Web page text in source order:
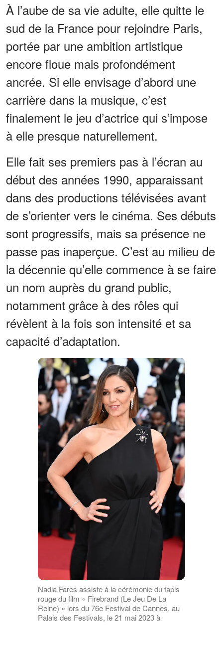
À l’aube de sa vie adulte, elle quitte le
sud de la France pour rejoindre Paris,
portée par une ambition artistique
encore floue mais profondément
ancrée. Si elle envisage d’abord une
carrière dans la musique, c’est
finalement le jeu d’actrice qui s’impose
à elle presque naturellement.
Elle fait ses premiers pas à l’écran au
début des années 1990, apparaissant
dans des productions télévisées avant
de s’orienter vers le cinéma. Ses débuts
sont progressifs, mais sa présence ne
passe pas inaperçue. C’est au milieu de
la décennie qu’elle commence à se faire
un nom auprès du grand public,
notamment grâce à des rôles qui
révèlent à la fois son intensité et sa
capacité d’adaptation.
Nadia Farès assiste à la cérémonie du tapis
rouge du film « Firebrand (Le Jeu De La
Reine) » lors du 76e Festival de Cannes, au
Palais des Festivals, le 21 mai 2023 à